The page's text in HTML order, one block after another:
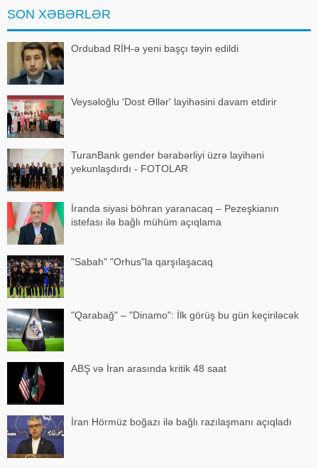
Belə ki, 1962-c
SON XƏBƏRLƏR
Ordubad RİH-ə yeni başçı təyin edildi
Veysəloğlu 'Dost Əllər' layihəsini davam etdirir
TuranBank gender bərabərliyi üzrə layihəni
yekunlaşdırdı - FOTOLAR
İranda siyasi böhran yaranacaq – Pezeşkianın
istefası ilə bağlı mühüm açıqlama
"Sabah" "Orhus"la qarşılaşacaq
"Qarabağ" – "Dinamo": İlk görüş bu gün keçiriləcək
ABŞ və İran arasında kritik 48 saat
İran Hörmüz boğazı ilə bağlı razılaşmanı açıqladı